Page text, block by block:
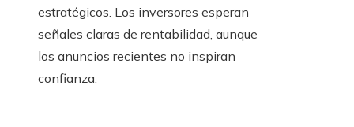
estratégicos. Los inversores esperan
señales claras de rentabilidad, aunque
los anuncios recientes no inspiran
confianza.